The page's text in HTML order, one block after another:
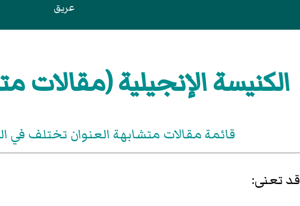
عريق
الكنيسة الإنجيلية (مقالات
قائمة مقالات متشابهة العنوان تختلف في
قد تعنى: